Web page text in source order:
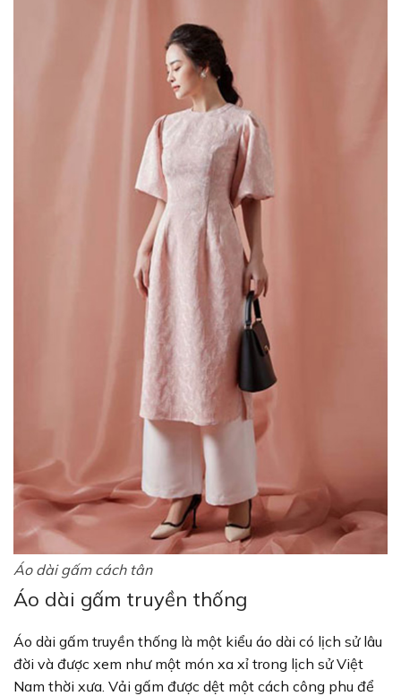
Áo dài gấm cách tân
Áo dài gấm truyền thống
Áo dài gấm truyền thống là một kiểu áo dài có lịch sử lâu
đời và được xem như một món xa xỉ trong lịch sử Việt
Nam thời xưa. Vải gấm được dệt một cách công phu để